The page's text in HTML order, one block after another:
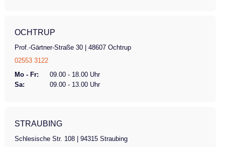
OCHTRUP
Prof.-Gärtner-Straße 30 | 48607 Ochtrup
02553 3122
Mo - Fr:
09.00 - 18.00 Uhr
Sa:
09.00 - 13.00 Uhr
STRAUBING
Schlesische Str. 108 | 94315 Straubing